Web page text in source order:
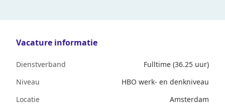
Vacature informatie
Dienstverband
Fulltime (36.25 uur)
Niveau
HBO werk- en denkniveau
Locatie
Amsterdam